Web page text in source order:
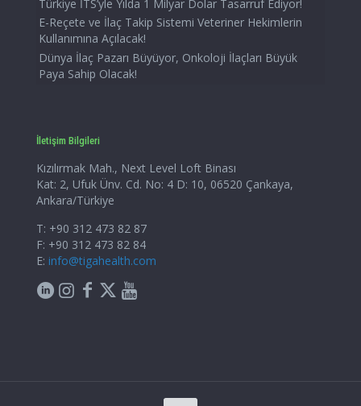
Türkiye İTS’yle Yılda 1 Milyar Dolar Tasarruf Ediyor!
E-Reçete ve İlaç Takip Sistemi Veteriner Hekimlerin
Kullanımına Açılacak!
Dünya İlaç Pazarı Büyüyor, Onkoloji İlaçları Büyük
Paya Sahip Olacak!
İletişim Bilgileri
Kızılırmak Mah., Next Level Loft Binası
Kat: 2, Ufuk Ünv. Cd. No: 4 D: 10, 06520 Çankaya,
Ankara/Türkiye
T: +90 312 473 82 87
F: +90 312 473 82 84
E: info@tigahealth.com